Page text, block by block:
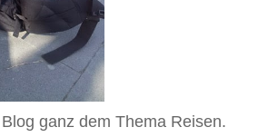
ganz dem Thema Reisen.